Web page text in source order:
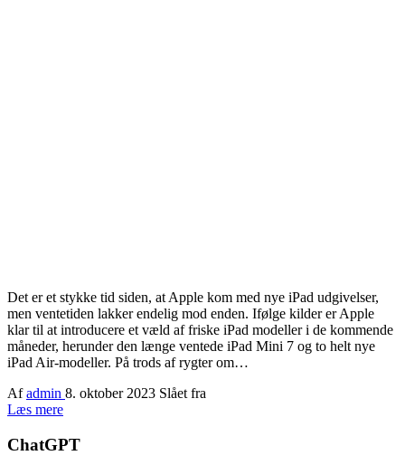
Det er et stykke tid siden, at Apple kom med nye iPad udgivelser,
men ventetiden lakker endelig mod enden. Ifølge kilder er Apple
klar til at introducere et væld af friske iPad modeller i de kommende
måneder, herunder den længe ventede iPad Mini 7 og to helt nye
iPad Air-modeller. På trods af rygter om…
Af admin 8. oktober 2023 Slået fra
Læs mere
ChatGPT